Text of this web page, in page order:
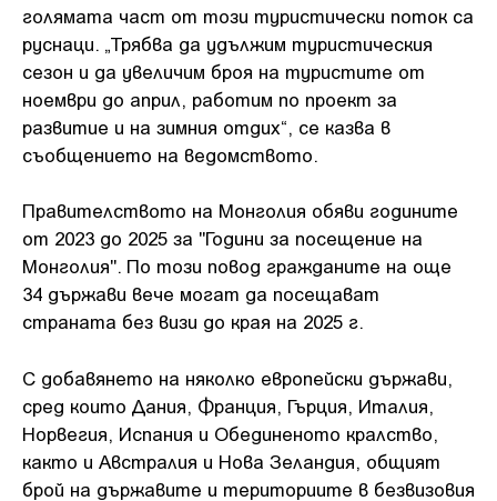
голямата част от този туристически поток са
руснаци. „Трябва да удължим туристическия
сезон и да увеличим броя на туристите от
ноември до април, работим по проект за
развитие и на зимния отдих“, се казва в
съобщението на ведомството.
Правителството на Монголия обяви годините
от 2023 до 2025 за "Години за посещение на
Монголия". По този повод гражданите на още
34 държави вече могат да посещават
страната без визи до края на 2025 г.
С добавянето на няколко европейски държави,
сред които Дания, Франция, Гърция, Италия,
Норвегия, Испания и Обединеното кралство,
както и Австралия и Нова Зеландия, общият
брой на държавите и териториите в безвизовия